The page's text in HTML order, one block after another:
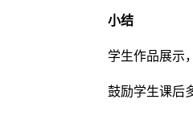
小结
学生作品展示，
鼓励学生课后